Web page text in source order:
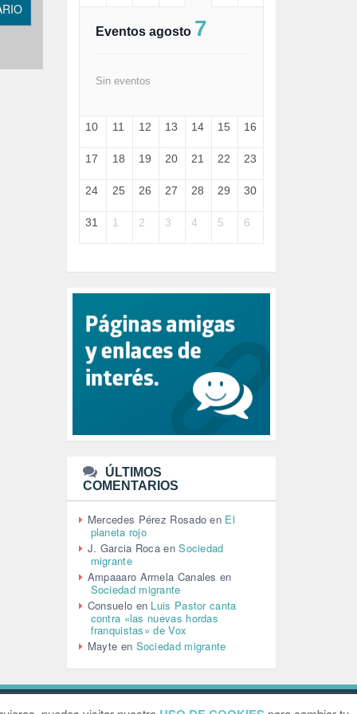
FELICIDAD (1)
FRANCISCO (5)
HUGO ZÁRATE (30)
I A (2)
INDEPENDENCIA (15)
INTELIGENCIA ARTIFICIAL (1)
JANE GOODDALL (1)
JAZZ (1)
JÓVENES (28)
JUSTICIA (13)
LEÓN XIV (5)
LGTBI (1)
MEMORIA HISTÓRICA (232)
MONARQUÍA (26)
NATURALEZA (1)
PALESTINA (8)
PARTICIPACIÓN CIUDADANA (392)
PAZ (2)
PENSIONES (12)
PEPE MUJICA (2)
PESCADORES (1)
POBREZA (2)
POLÍTICA INTERNACIONAL (367)
POLÍTICA VALENCIA (357)
Eventos agosto 7
Sin eventos
10 11 12 13 14 15 16
17 18 19 20 21 22 23
24 25 26 27 28 29 30
31 1 2 3 4 5 6
ÚLTIMOS
COMENTARIOS
Mercedes Pérez Rosado en El
planeta rojo
J. Garcia Roca enSociedad
migrante
Ampaaaro Armela Canales en
Sociedad migrante
Consuelo en Luis Pastor canta
contra «las nuevas hordas
franquistas» de Vox
Mayte en Sociedad migrante